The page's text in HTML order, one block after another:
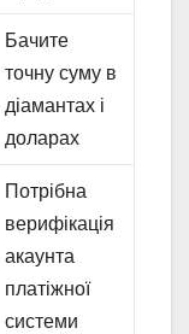
Бачите
точну суму в
діамантах і
доларах
Потрібна
верифікація
акаунта
платіжної
системи